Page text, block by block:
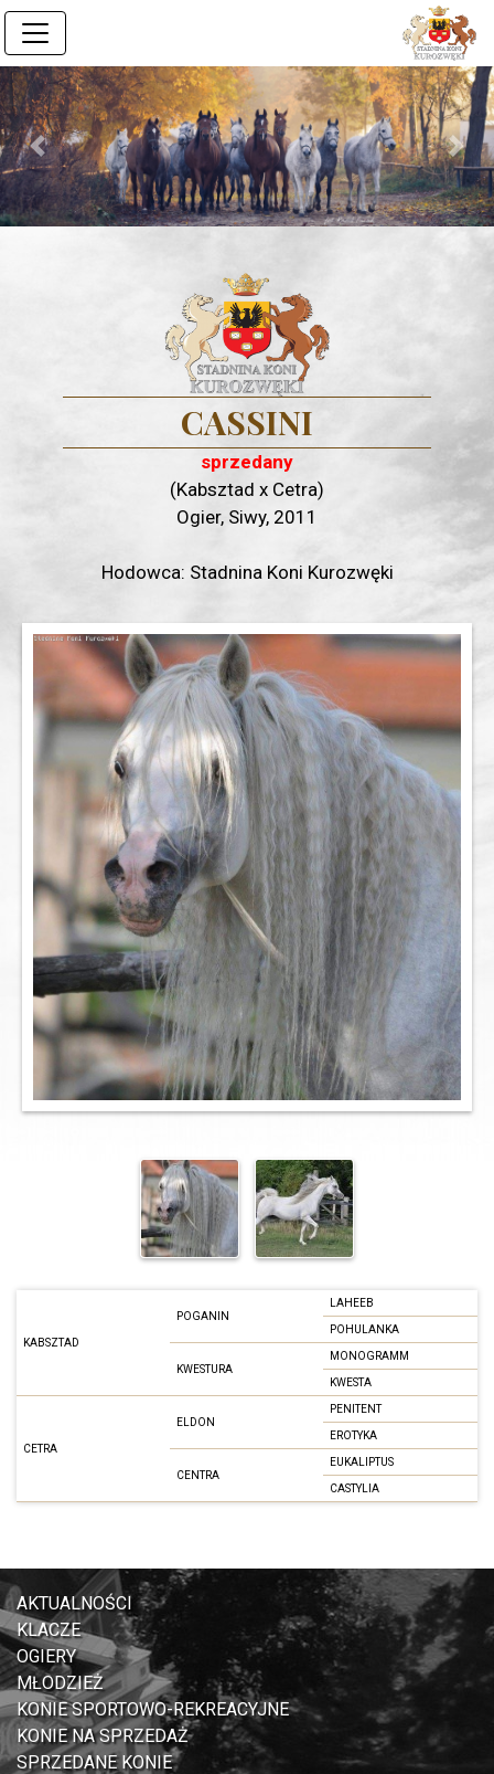
Previous Next
CASSINI
sprzedany
(Kabsztad x Cetra)
Ogier, Siwy, 2011
Hodowca: Stadnina Koni Kurozwęki
KABSZTAD
POGANIN
LAHEEB
POHULANKA
KWESTURA
MONOGRAMM
KWESTA
CETRA
ELDON
PENITENT
EROTYKA
CENTRA
EUKALIPTUS
CASTYLIA
AKTUALNOŚCI
KLACZE
OGIERY
MŁODZIEŻ
KONIE SPORTOWO-REKREACYJNE
KONIE NA SPRZEDAŻ
SPRZEDANE KONIE